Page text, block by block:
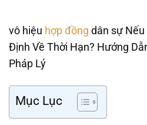
vô hiệu hợp đồng dân sự Nếu
Định Về Thời Hạn? Hướng
Pháp Lý
Mục Lục